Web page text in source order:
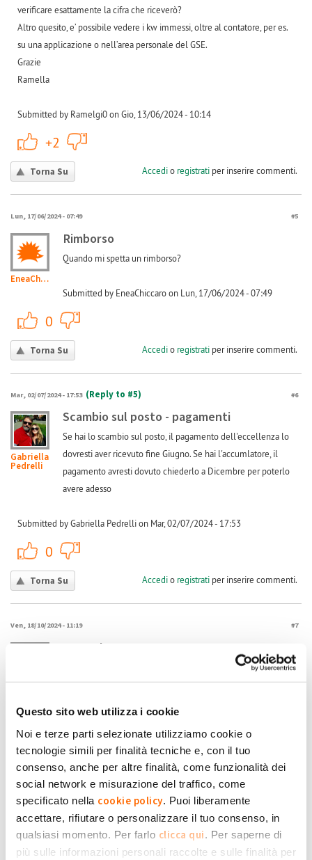
Questo sito web utilizza i cookie
Noi e terze parti selezionate utilizziamo cookie o
tecnologie simili per finalità tecniche e, con il tuo
consenso, anche per altre finalità, come funzionalità dei
social network e misurazione del traffico, come
specificato nella cookie policy . Puoi liberamente
accettare, rifiutare o personalizzare il tuo consenso, in
qualsiasi momento. Per farlo clicca qui . Per saperne di
più sulle informazioni personali raccolte e sulle finalità per
verificare esattamente la cifra che riceverò?
Altro quesito, e’ possibile vedere i kw immessi, oltre al contatore, per es.
su una applicazione o nell’area personale del GSE.
Grazie
Ramella
Submitted by Ramelgi0 on Gio, 13/06/2024 - 10:14
+2
Torna Su Accedio registratiper inserire commenti.
Lun, 17/06/2024 - 07:49 #5
EneaChiccaro
Rimborso
Quando mi spetta un rimborso?
Submitted by EneaChiccaro on Lun, 17/06/2024 - 07:49
0
Torna Su Accedio registratiper inserire commenti.
Mar, 02/07/2024 - 17:53 (Reply to #5) #6
Gabriella
Pedrelli
Scambio sul posto - pagamenti
Se hai lo scambio sul posto, il pagamento dell'eccellenza lo
dovresti aver ricevuto fine Giugno. Se hai l'accumlatore, il
pagamento avresti dovuto chiederlo a Dicembre per poterlo
avere adesso
Submitted by Gabriella Pedrelli on Mar, 02/07/2024 - 17:53
0
Torna Su Accedio registratiper inserire commenti.
Ven, 18/10/2024 - 11:19 #7
secondo acconto
Ho messo in produzione impianto prima settimana di luglio.
Ho maturato un corrispettivo di 45€ che meno il contributo di
semplicità nel periodo luglio metà ottobre.: prelevata 400Kwh, immessa
1600. Grazie a chi mi aiuterà a capirci qualcosa.
Submitted by Fossacek on Ven, 18/10/2024 - 11:19
+1
0 -1
Torna Su